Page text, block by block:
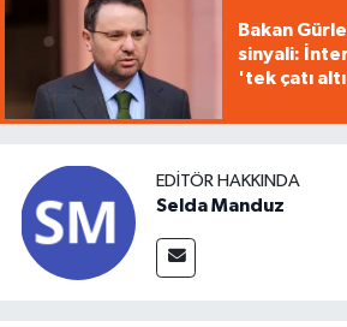
Bakan
sinyali:
'tek çatı
EDITÖR HAKKINDA
Selda Manduz